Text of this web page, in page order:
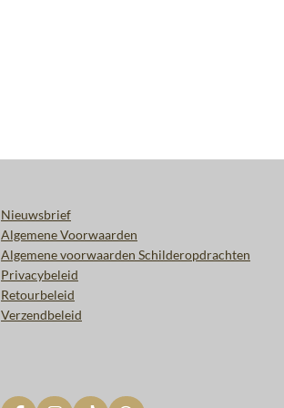
Nieuwsbrief
Algemene Voorwaarden
Algemene voorwaarden Schilderopdrachten
Privacybeleid
Retourbeleid
Verzendbeleid